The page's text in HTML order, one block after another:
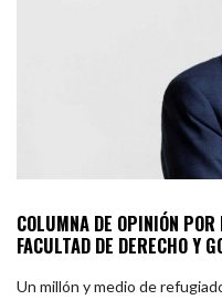
COLUMNA DE OPINIÓN
FACULTAD DE DERECHO Y
Un millón y medio de